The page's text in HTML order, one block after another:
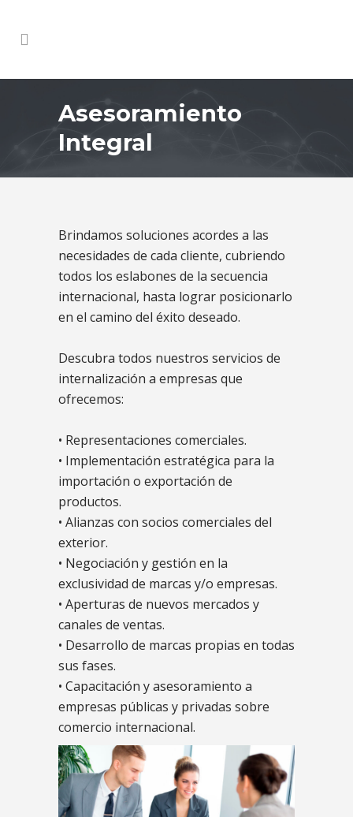
Asesoramiento
Integral
Brindamos soluciones acordes a las
necesidades de cada cliente, cubriendo
todos los eslabones de la secuencia
internacional, hasta lograr posicionarlo
en el camino del éxito deseado.
Descubra todos nuestros servicios de
internalización a empresas que
ofrecemos:
• Representaciones comerciales.
• Implementación estratégica para la
importación o exportación de
productos.
• Alianzas con socios comerciales del
exterior.
• Negociación y gestión en la
exclusividad de marcas y/o empresas.
• Aperturas de nuevos mercados y
canales de ventas.
• Desarrollo de marcas propias en todas
sus fases.
• Capacitación y asesoramiento a
empresas públicas y privadas sobre
comercio internacional.